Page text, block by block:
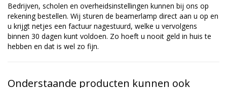
Bedrijven, scholen en overheidsinstellingen kunnen bij ons op
rekening bestellen. Wij sturen de beamerlamp direct aan u op en
u krijgt netjes een factuur nagestuurd, welke u vervolgens
binnen 30 dagen kunt voldoen. Zo hoeft u nooit geld in huis te
hebben en dat is wel zo fijn.
Onderstaande producten kunnen ook